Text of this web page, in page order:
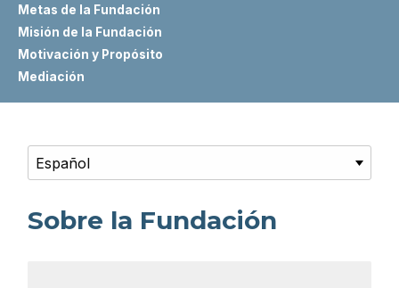
Metas de la Fundación
Misión de la Fundación
Motivación y Propósito
Mediación
Sobre la Fundación